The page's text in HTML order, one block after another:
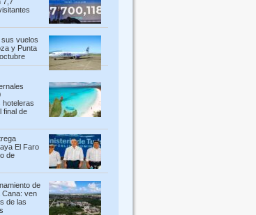
vuelos
y Punta
hoteleras
final de
El Faro
de
de
Cana: ven
de las